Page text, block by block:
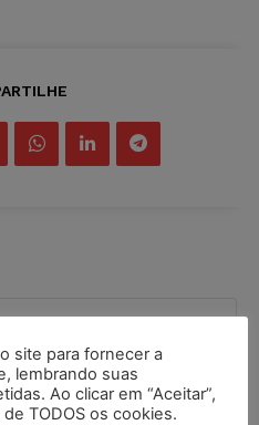
site para fornecer a
lembrando suas
Ao clicar em “Aceitar”,
TODOS os cookies.